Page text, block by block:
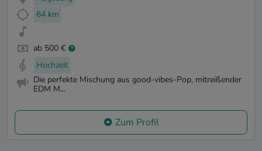
64 km
ab 500 €
Hochzeit
Die perfekte Mischung aus good-vibes-Pop, mitreißender
EDM M...
Zum Profil